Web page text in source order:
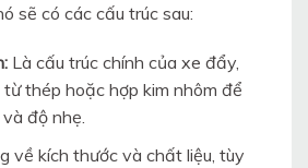
sẽ có các cấu trúc sau:
Là cấu trúc chính của xe đẩy,
thép hoặc hợp kim nhôm để
độ nhẹ.
về kích thước và chất liệu, tùy